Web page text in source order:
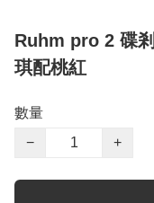
Ruhm pro 2 碟
琪配桃紅
數量
−
+